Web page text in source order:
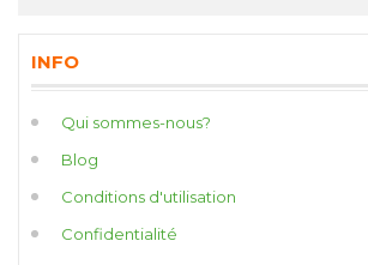
INFO
Qui sommes-nous?
Blog
Conditions d'utilisation
Confidentialité